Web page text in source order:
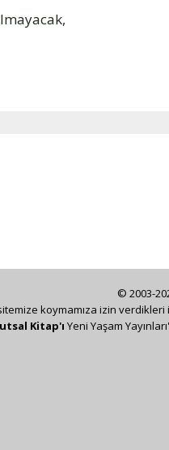
© 2003-
koymamıza izin verdikleri
Kitap'ı Yeni Yaşam